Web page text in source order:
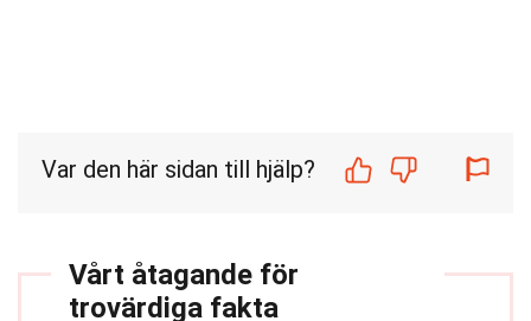
Var den här sidan till hjälp?
Vårt åtagande för
trovärdiga fakta